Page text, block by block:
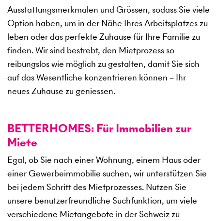
Ausstattungsmerkmalen und Grössen, sodass Sie viele
Option haben, um in der Nähe Ihres Arbeitsplatzes zu
leben oder das perfekte Zuhause für Ihre Familie zu
finden. Wir sind bestrebt, den Mietprozess so
reibungslos wie möglich zu gestalten, damit Sie sich
auf das Wesentliche konzentrieren können – Ihr
neues Zuhause zu geniessen.
BETTERHOMES: Für Immobilien zur
Miete
Egal, ob Sie nach einer Wohnung, einem Haus oder
einer Gewerbeimmobilie suchen, wir unterstützen Sie
bei jedem Schritt des Mietprozesses. Nutzen Sie
unsere benutzerfreundliche Suchfunktion, um viele
verschiedene Mietangebote in der Schweiz zu